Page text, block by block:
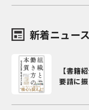
新着ニュース
【書籍
要請に